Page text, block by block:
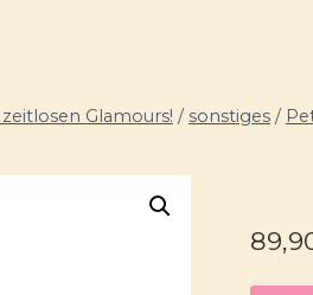
Glamours! / sonstiges /